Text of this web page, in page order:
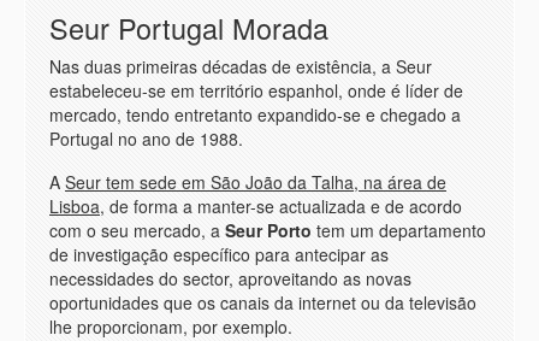
Seur Portugal Morada
Nas duas primeiras décadas de existência, a Seur
estabeleceu-se em território espanhol, onde é líder de
mercado, tendo entretanto expandido-se e chegado a
Portugal no ano de 1988.
A Seur tem sede em São João da Talha, na área de
Lisboa, de forma a manter-se actualizada e de acordo
com o seu mercado, a Seur Porto tem um departamento
de investigação específico para antecipar as
necessidades do sector, aproveitando as novas
oportunidades que os canais da internet ou da televisão
lhe proporcionam, por exemplo.